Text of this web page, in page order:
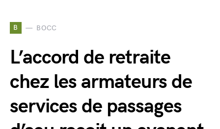
B BOCC
L’accord de retraite
chez les armateurs de
services de passages